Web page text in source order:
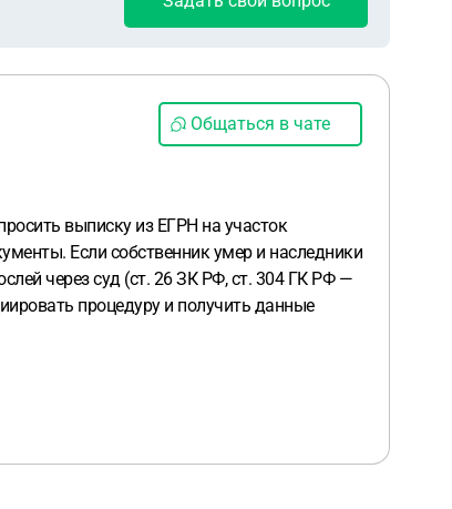
Общаться в чате
выписку из ЕГРН на участок
Если собственник умер и наследники
через суд (ст. 26 ЗК РФ, ст. 304 ГК РФ —
процедуру и получить данные